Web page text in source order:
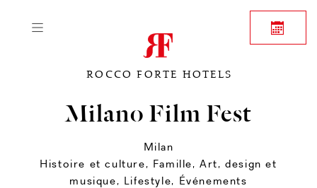
ROCCO FORTE HOTELS
Milano Film Fest
Milan
Histoire et culture, Famille,Art, design et
musique, Lifestyle, Événements